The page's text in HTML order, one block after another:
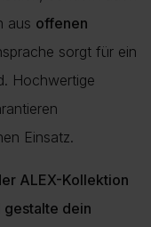
aus offenen
sorgt für ein
Hochwertige
Einsatz.
ALEX-Kollektion
gestalte dein